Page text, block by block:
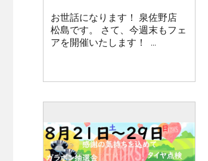
お世話になります！ 泉佐野店
松島です。 さて、今週末もフェ
アを開催いたします！ ...